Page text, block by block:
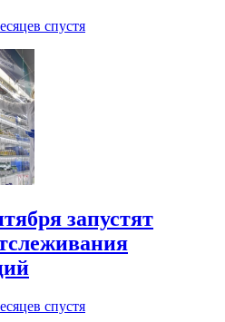
спустя
запустят
спустя